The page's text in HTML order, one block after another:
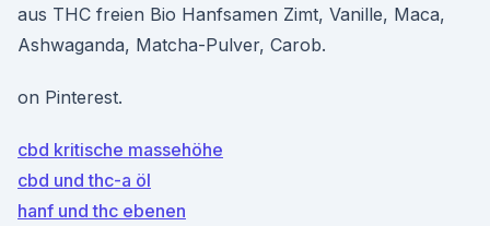
aus THC freien Bio Hanfsamen Zimt, Vanille, Maca,
Ashwaganda, Matcha-Pulver, Carob.
on Pinterest.
cbd kritische massehöhe
cbd und thc-a öl
hanf und thc ebenen